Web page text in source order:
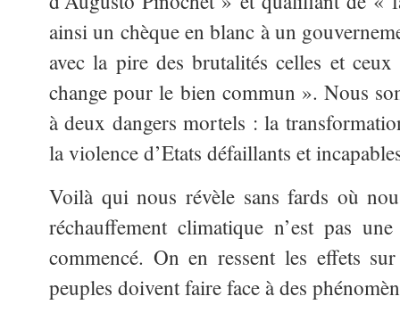
ainsi un chèque en blanc à un
avec la pire des brutalités celles et
change pour le bien commun ». Nous
à deux dangers mortels : la
la violence d’Etats défaillants et
Voilà qui nous révèle sans fards où
réchauffement climatique n’est pas
commencé. On en ressent les effets
peuples doivent faire face à des